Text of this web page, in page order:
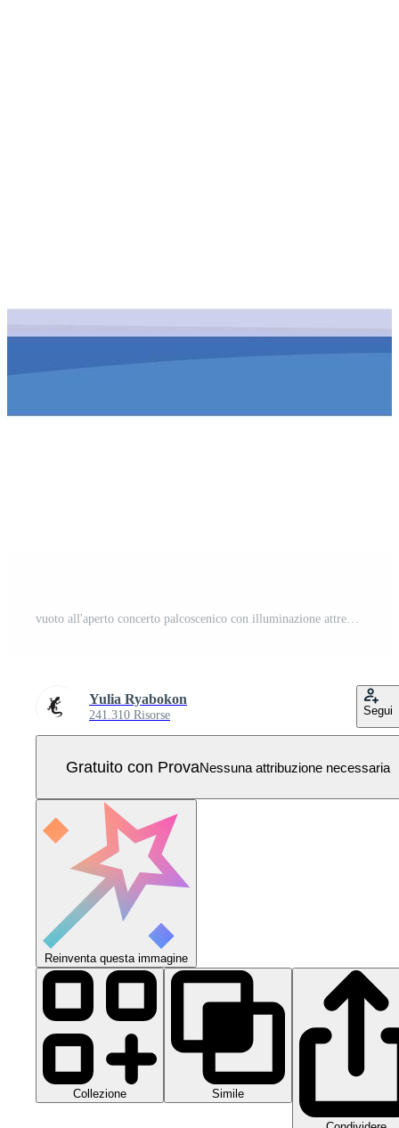
vuoto all'aperto concerto palcoscenico con illuminazione attrezzatura è in attesa per il mostrare Vettore Pro
Yulia Ryabokon
241.310 Risorse Segui
Gratuito con ProvaNessuna attribuzione necessaria
Reinventa questa immagine
Collezione Simile